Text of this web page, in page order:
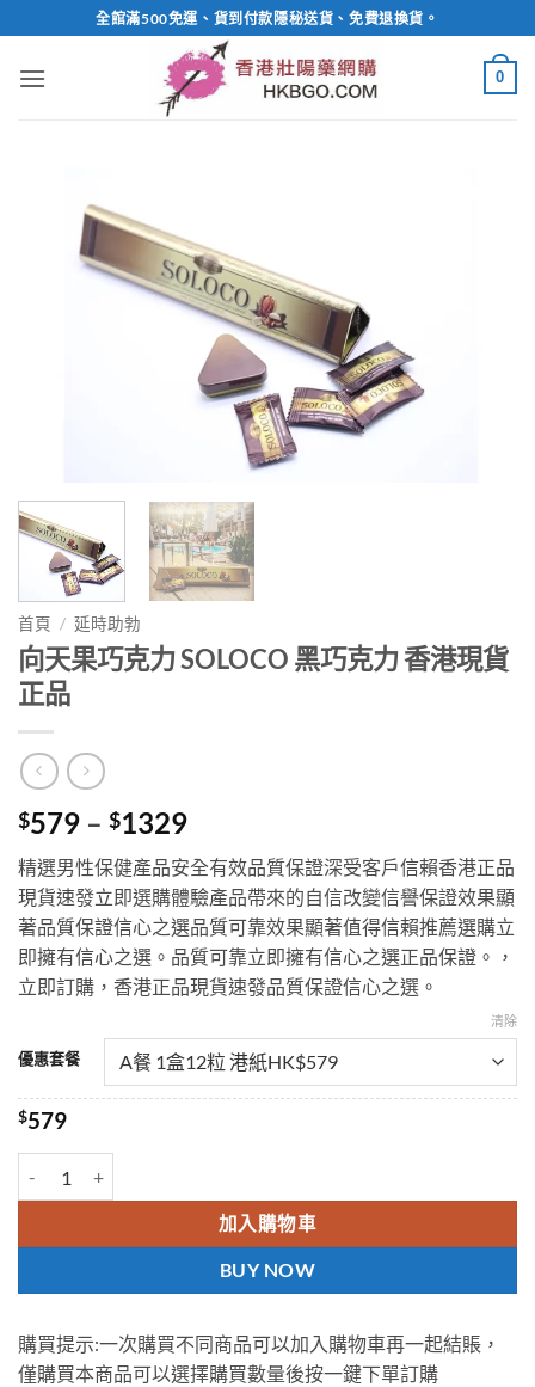
to
content
全館滿500免運、貨到付款隱秘送貨、免費退換貨。
0
首頁 / 延時助勃
向天果巧克力 SOLOCO 黑巧克力 香港現貨
正品
$579 – $1329Price
range:
$579
through
$1329
精選男性保健產品安全有效品質保證深受客戶信賴香港正品
現貨速發立即選購體驗產品帶來的自信改變信譽保證效果顯
著品質保證信心之選品質可靠效果顯著值得信賴推薦選購立
即擁有信心之選。品質可靠立即擁有信心之選正品保證。，
立即訂購，香港正品現貨速發品質保證信心之選。
優惠套餐
清除
$579
加入購物車
BUY NOW
購買提示:一次購買不同商品可以加入購物車再一起結賬，
僅購買本商品可以選擇購買數量後按一鍵下單訂購